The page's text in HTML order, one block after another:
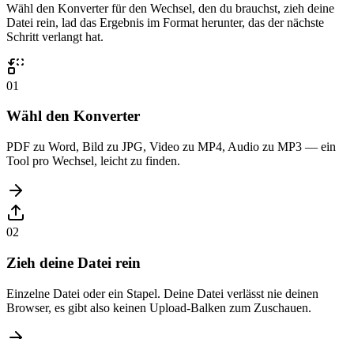
Wähl den Konverter für den Wechsel, den du brauchst, zieh deine
Datei rein, lad das Ergebnis im Format herunter, das der nächste
Schritt verlangt hat.
01
Wähl den Konverter
PDF zu Word, Bild zu JPG, Video zu MP4, Audio zu MP3 — ein
Tool pro Wechsel, leicht zu finden.
02
Zieh deine Datei rein
Einzelne Datei oder ein Stapel. Deine Datei verlässt nie deinen
Browser, es gibt also keinen Upload-Balken zum Zuschauen.